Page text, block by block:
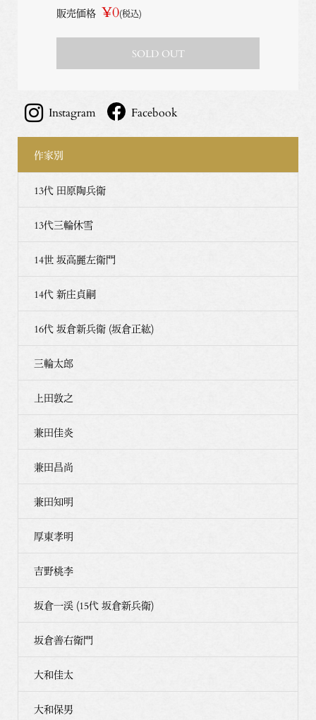
販売価格 ¥0(税込)
SOLD OUT
Instagram Facebook
作家別
13代 田原陶兵衛
13代三輪休雪
14世 坂高麗左衛門
14代 新庄貞嗣
16代 坂倉新兵衛 (坂倉正紘)
三輪太郎
上田敦之
兼田佳炎
兼田昌尚
兼田知明
厚東孝明
吉野桃李
坂倉一渓 (15代 坂倉新兵衛)
坂倉善右衛門
大和佳太
大和保男